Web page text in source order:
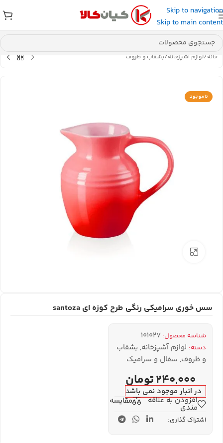
Skip to navigation
Skip to main content
عضو کانال بله کیان کالا شوید و کد تخفیف دریافت کنید.
خانه/لوازم آشپزخانه/بشقاب و ظروف
ناموجود
سس خوری سرامیکی رنگی طرح کوزه ای santoza
شناسه محصول: 101027
دسته: لوازم آشپزخانه, بشقاب
و ظروف, سفال و سرامیک
240,000تومان
در انبار موجود نمی باشد
افزودن به علاقه
مندی
مقایسه
اشتراک گذاری: